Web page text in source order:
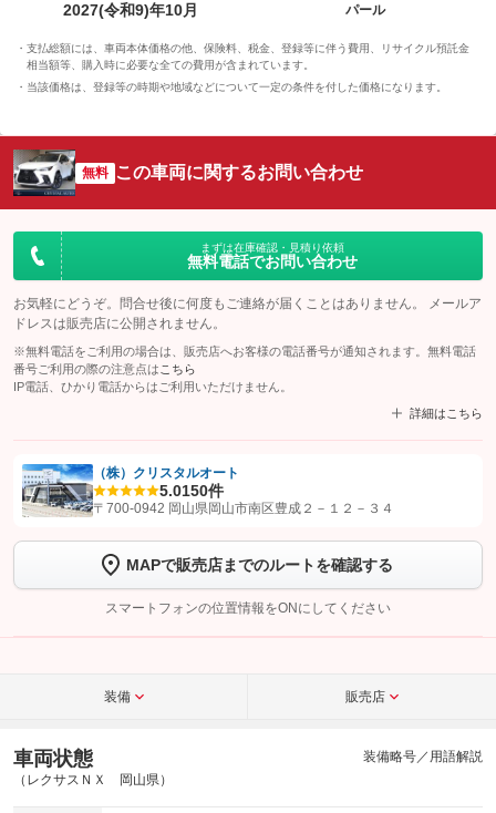
2027(令和9)年10月
パール
支払総額には、車両本体価格の他、保険料、税金、登録等に伴う費用、リサイクル預託金
相当額等、購入時に必要な全ての費用が含まれています。
当該価格は、登録等の時期や地域などについて一定の条件を付した価格になります。
無料 この車両に関するお問い合わせ
まずは在庫確認・見積り依頼
無料電話でお問い合わせ
お気軽にどうぞ。問合せ後に何度もご連絡が届くことはありません。 メールア
ドレスは販売店に公開されません。
※無料電話をご利用の場合は、販売店へお客様の電話番号が通知されます。無料電話
番号ご利用の際の注意点は こちら
IP電話、ひかり電話からはご利用いただけません。
詳細はこちら
【STEP1】認証画面でグーネットを友だち追加してから「許可する」ボタンを押
トーク画面で
ボタンをタップして問い合わせを
完了してください。
こちら
（株）クリスタルオート
5.0150件
〒700-0942 岡山県岡山市南区豊成２－１２－３４
MAPで販売店までのルートを確認する
スマートフォンの位置情報をONにしてください
装備 販売店
車両状態
（レクサスＮＸ 岡山県）
装備略号／用語解説